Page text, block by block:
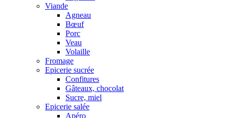
Viande
Agneau
Bœuf
Porc
Veau
Volaille
Fromage
Epicerie sucrée
Confitures
Gâteaux, chocolat
Sucre, miel
Epicerie salée
Apéro